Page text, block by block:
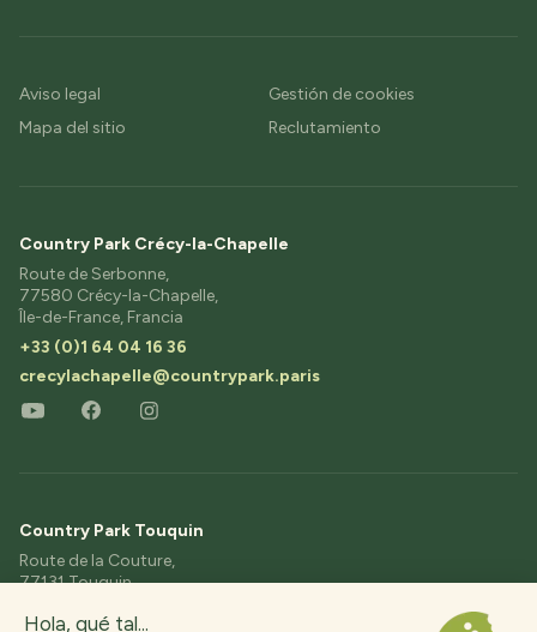
Aviso legal
Gestión de cookies
Mapa del sitio
Reclutamiento
Country Park Crécy-la-Chapelle
Route de Serbonne,
77580 Crécy-la-Chapelle,
Île-de-France, Francia
+33 (0)1 64 04 16 36
crecylachapelle@countrypark.paris
Country Park Touquin
Route de la Couture,
77131 Touquin,